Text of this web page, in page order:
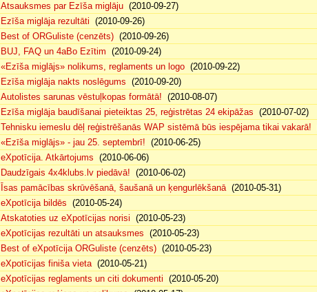
Atsauksmes par Ezīša miglāju (2010-09-27)
Ezīša miglāja rezultāti (2010-09-26)
Best of ORGuliste (cenzēts) (2010-09-26)
BUJ, FAQ un 4aBo Ezītim (2010-09-24)
«Ezīša miglājs» nolikums, reglaments un logo (2010-09-22)
Ezīša miglāja nakts noslēgums (2010-09-20)
Autolistes sarunas vēstuļkopas formātā! (2010-08-07)
Ezīša miglāja baudīšanai pieteiktas 25, reģistrētas 24 ekipāžas (2010-07-02)
Tehnisku iemeslu dēļ reģistrēšanās WAP sistēmā būs iespējama tikai vakarā!
«Ezīša miglājs» - jau 25. septembrī! (2010-06-25)
eXpotīcija. Atkārtojums (2010-06-06)
Daudzīgais 4x4klubs.lv piedāvā! (2010-06-02)
Īsas pamācības skrūvēšanā, šaušanā un ķengurlēkšanā(2010-05-31)
eXpotīcija bildēs (2010-05-24)
Atskatoties uz eXpotīcijas norisi (2010-05-23)
eXpotīcijas rezultāti un atsauksmes (2010-05-23)
Best of eXpotīcija ORGuliste (cenzēts) (2010-05-23)
eXpotīcijas finiša vieta(2010-05-21)
eXpotīcijas reglaments un citi dokumenti (2010-05-20)